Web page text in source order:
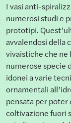
I vasi anti-
numerosi studi e
prototipi.
avvalendosi della
vivaistiche che
numerose specie
idonei a varie
ornamentali
pensata per
coltivazione fuori